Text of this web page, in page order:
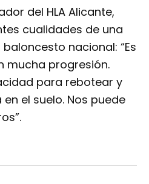
del HLA Alicante,
cualidades de una
nacional: “Es
mucha progresión.
para rebotear y
el suelo. Nos puede